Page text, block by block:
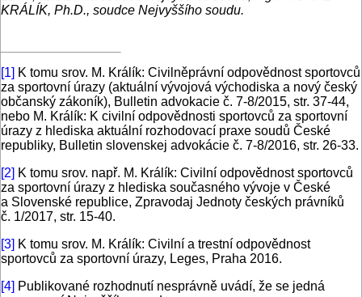
KRÁLÍK, Ph.D., soudce Nejvyššího soudu.
[1] K tomu srov. M. Králík: Civilněprávní odpovědnost sportovců
za sportovní úrazy (aktuální vývojová východiska a nový český
občanský zákoník), Bulletin advokacie č. 7-8/2015, str. 37-44,
nebo M. Králík: K civilní odpovědnosti sportovců za sportovní
úrazy z hlediska aktuální rozhodovací praxe soudů České
republiky, Bulletin slovenskej advokácie č. 7-8/2016, str. 26-33.
[2] K tomu srov. např. M. Králík: Civilní odpovědnost sportovců
za sportovní úrazy z hlediska současného vývoje v České
a Slovenské republice, Zpravodaj Jednoty českých právníků
č. 1/2017, str. 15-40.
[3] K tomu srov. M. Králík: Civilní a trestní odpovědnost
sportovců za sportovní úrazy, Leges, Praha 2016.
[4] Publikované rozhodnutí nesprávně uvádí, že se jedná